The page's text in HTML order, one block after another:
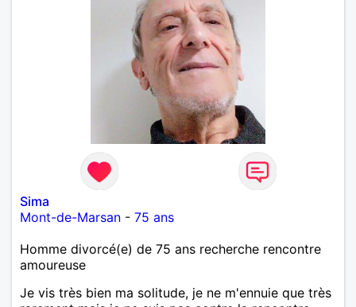
Sima
Mont-de-Marsan - 75 ans
Homme divorcé(e) de 75 ans recherche rencontre
amoureuse
Je vis très bien ma solitude, je ne m'ennuie que très